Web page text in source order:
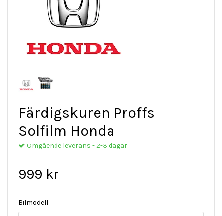
Färdigskuren Proffs
Solfilm Honda
Omgående leverans - 2-3 dagar
999 kr
Bilmodell